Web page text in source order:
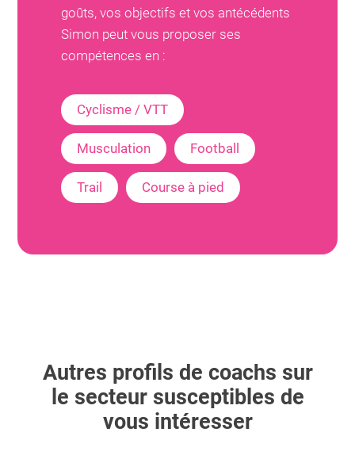
goûts, vos objectifs et vos antécédents
Simon peut vous proposer ses
compétences en :
Cyclisme / VTT
Musculation Football
Trail Course à pied
Autres profils de coachs sur
le secteur susceptibles de
vous intéresser